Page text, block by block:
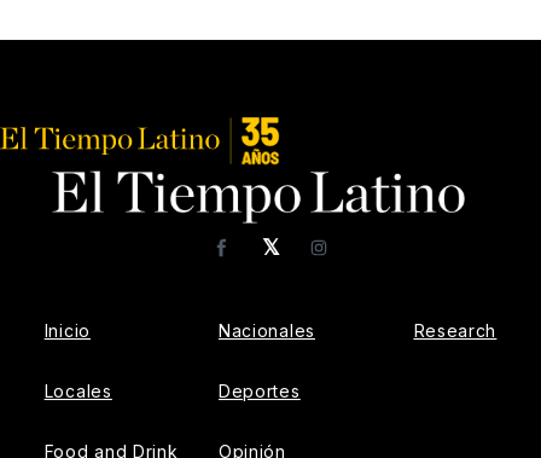
𝕏
FacebookInstagram
Locales
Food and Drink
Deportes
Opinión